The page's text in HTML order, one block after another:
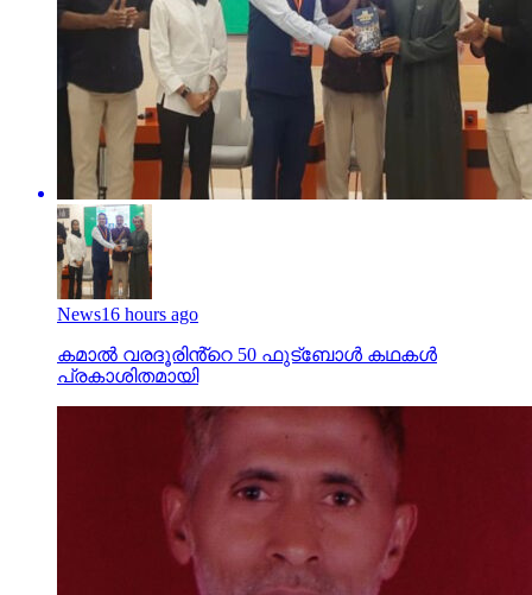
News16 hours ago
കമാൽ വരദൂരിൻ്റെ 50 ഫുട്ബോൾ കഥകൾ
പ്രകാശിതമായി